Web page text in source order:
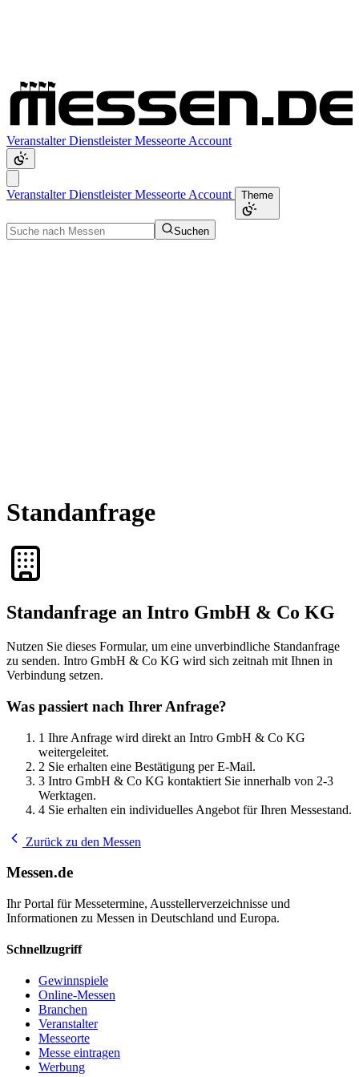
VeranstalterDienstleisterMesseorte Account
VeranstalterDienstleisterMesseorte Account Theme
Suchen
Standanfrage
Standanfrage an Intro GmbH & Co KG
Nutzen Sie dieses Formular, um eine unverbindliche Standanfrage
zu senden. Intro GmbH & Co KG wird sich zeitnah mit Ihnen in
Verbindung setzen.
Was passiert nach Ihrer Anfrage?
1 Ihre Anfrage wird direkt an Intro GmbH & Co KG
weitergeleitet.
2 Sie erhalten eine Bestätigung per E-Mail.
3 Intro GmbH & Co KG kontaktiert Sie innerhalb von 2-3
Werktagen.
4 Sie erhalten ein individuelles Angebot für Ihren Messestand.
Zurück zu den Messen
Messen.de
Ihr Portal für Messetermine, Ausstellerverzeichnisse und
Informationen zu Messen in Deutschland und Europa.
Schnellzugriff
Gewinnspiele
Online-Messen
Branchen
Veranstalter
Messeorte
Messe eintragen
Werbung